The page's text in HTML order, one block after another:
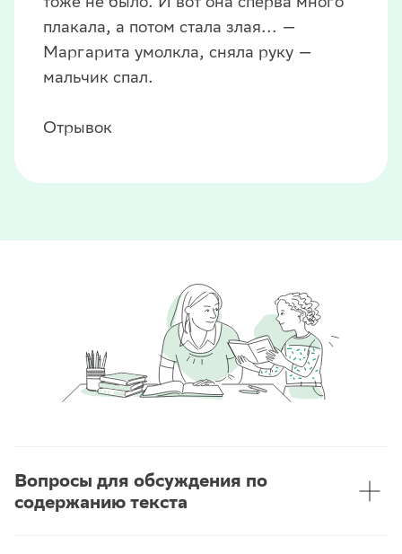
плакала, а потом стала злая... —
Маргарита умолкла, сняла руку —
мальчик спал.
Отрывок
Вопросы для обсуждения по
содержанию текста